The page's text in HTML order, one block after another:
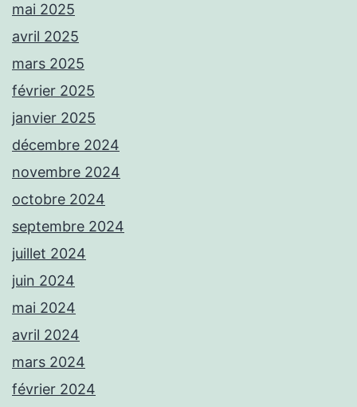
mai 2025
avril 2025
mars 2025
février 2025
janvier 2025
décembre 2024
novembre 2024
octobre 2024
septembre 2024
juillet 2024
juin 2024
mai 2024
avril 2024
mars 2024
février 2024